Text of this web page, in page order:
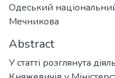
Одеський національний
Мечникова
Abstract
У статті розглянута